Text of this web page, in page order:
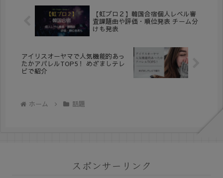
購入可能か調べてみました。
(adsbygoogle = window.ad...
調べてみました。 ※2025年2
月21日現在の情報です。...
【虹プロ２】韓国合宿個人レベル審
査課題曲や評価・順位発表 チーム分
けも発表
アイリスオーヤマで人気機能的あっ
たかアパレルTOP5！ めざましテレ
ビで紹介
ホーム 話題
スポンサーリンク